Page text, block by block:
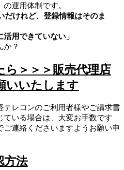
運用体制です。
だけれど、登録情報はそのま
活用できていない」
か？
ら＞＞＞販売代理店
いいたします
テレコンのご利用者様やご請求書
ている場合は、大変お手数です
ご連絡くださいますようお願い申
方法